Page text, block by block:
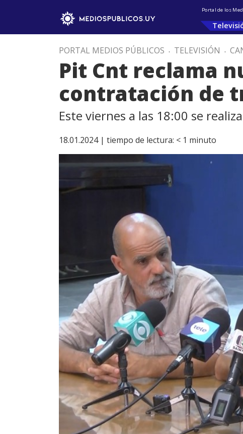
Portal de los
PORTAL MEDIOS PÚBLICOS . TELEVISIÓN .
Pit Cnt reclama
contratación de
Este viernes a las 18:00 se
18.01.2024 | tiempo de lectura: < 1 minuto